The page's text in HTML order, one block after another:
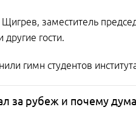
заместитель
гости.
гимн студентов
за рубеж и почему